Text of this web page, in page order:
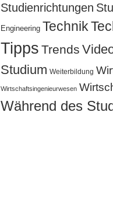
Studienrichtungen
Engineering Technik
Tipps Trends
Studium Weiterbildung
Wirtschaftsingenieurwesen
Während des